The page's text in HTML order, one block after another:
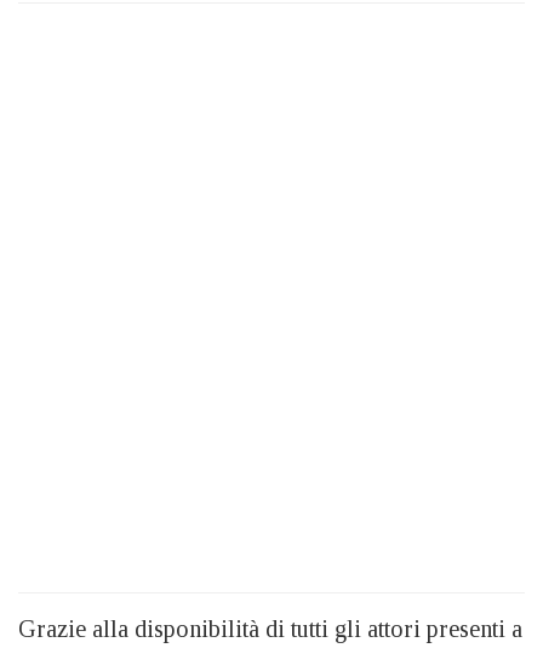
Grazie alla disponibilità di tutti gli attori presenti a